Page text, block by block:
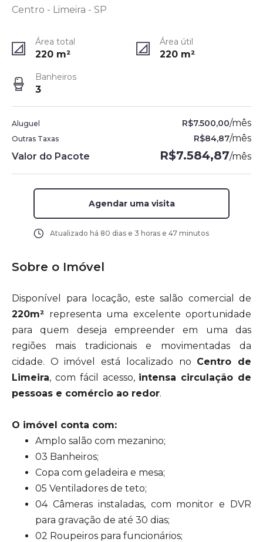
Centro - Limeira - SP
Área total
220 m²
Área útil
220 m²
Banheiros
3
Aluguel R$7.500,00/mês
Outras Taxas R$84,87/mês
Valor do Pacote
R$7.584,87/mês
Agendar uma visita
Atualizado há 80 dias e 3 horas e 47 minutos
Sobre o Imóvel
Disponível para locação, este salão comercial de
220m² representa uma excelente oportunidade
para quem deseja empreender em uma das
regiões mais tradicionais e movimentadas da
cidade. O imóvel está localizado no Centro de
Limeira, com fácil acesso, intensa circulação de
pessoas e comércio ao redor.
O imóvel conta com:
Amplo salão com mezanino;
03 Banheiros;
Copa com geladeira e mesa;
05 Ventiladores de teto;
04 Câmeras instaladas, com monitor e DVR
para gravação de até 30 dias;
02 Roupeiros para funcionários;